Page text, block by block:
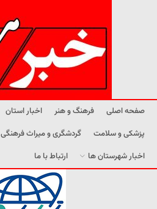
صفحه اصلی فرهنگ و هنر اخبار استان
پزشکی و سلامت
گردشگری و میراث فرهنگی
اخبار شهرستان ها
ارتباط با ما